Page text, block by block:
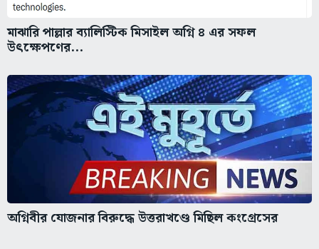
মাঝারি পাল্লার ব্যালিস্টিক মিসাইল অগ্নি ৪ এর সফল
উৎক্ষেপণের...
অগ্নিবীর যোজনার বিরুদ্ধে উত্তরাখণ্ডে মিছিল কংগ্রেসের